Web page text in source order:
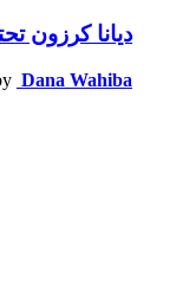
ديانا كرزون
Dana Wahiba